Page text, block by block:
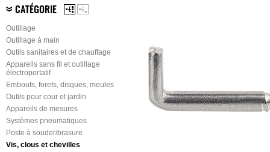
CATÉGORIE
Outillage
Outillage à main
Outils sanitaires et de chauffage
Appareils sans fil et outillage
électroportatif
Embouts, forets, disques, meules
Outils pour cour et jardin
Appareils de mesures
Systèmes pneumatiques
Poste à souder/brasure
Vis, clous et chevilles